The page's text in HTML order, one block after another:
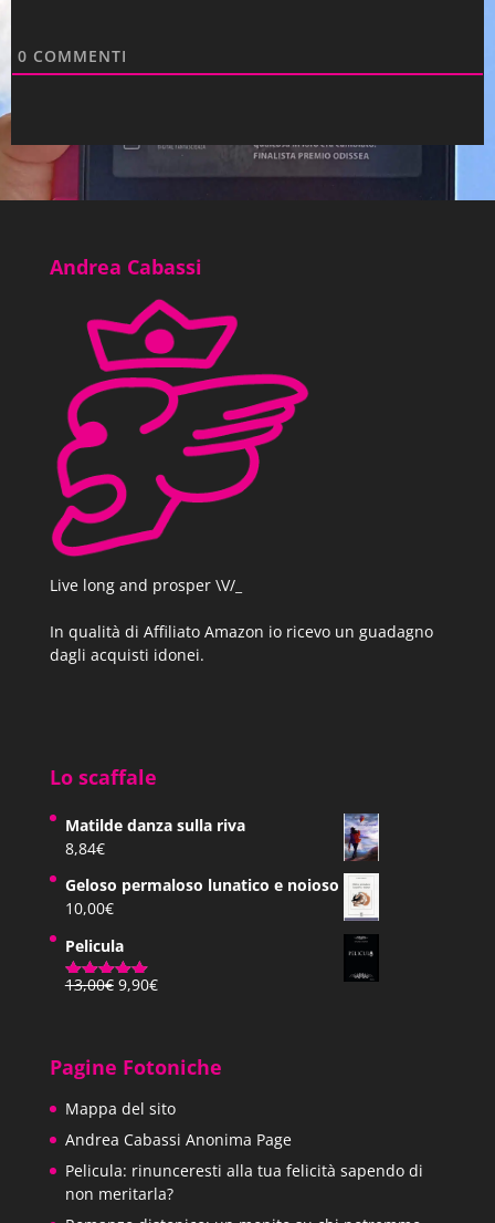
0 COMMENTI
Andrea Cabassi
Live long and prosper \V/_
In qualità di Affiliato Amazon io ricevo un guadagno
dagli acquisti idonei.
Lo scaffale
Matilde danza sulla riva
8,84€
Geloso permaloso lunatico e noioso
10,00€
Pelicula
Valutato
13,00€ Il
13,00€.
9,90€Il
9,90€.
Pagine Fotoniche
Mappa del sito
Andrea Cabassi Anonima Page
Pelicula: rinunceresti alla tua felicità sapendo di
non meritarla?